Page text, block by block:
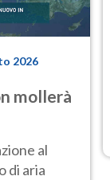
2026
mollerà
al
di aria